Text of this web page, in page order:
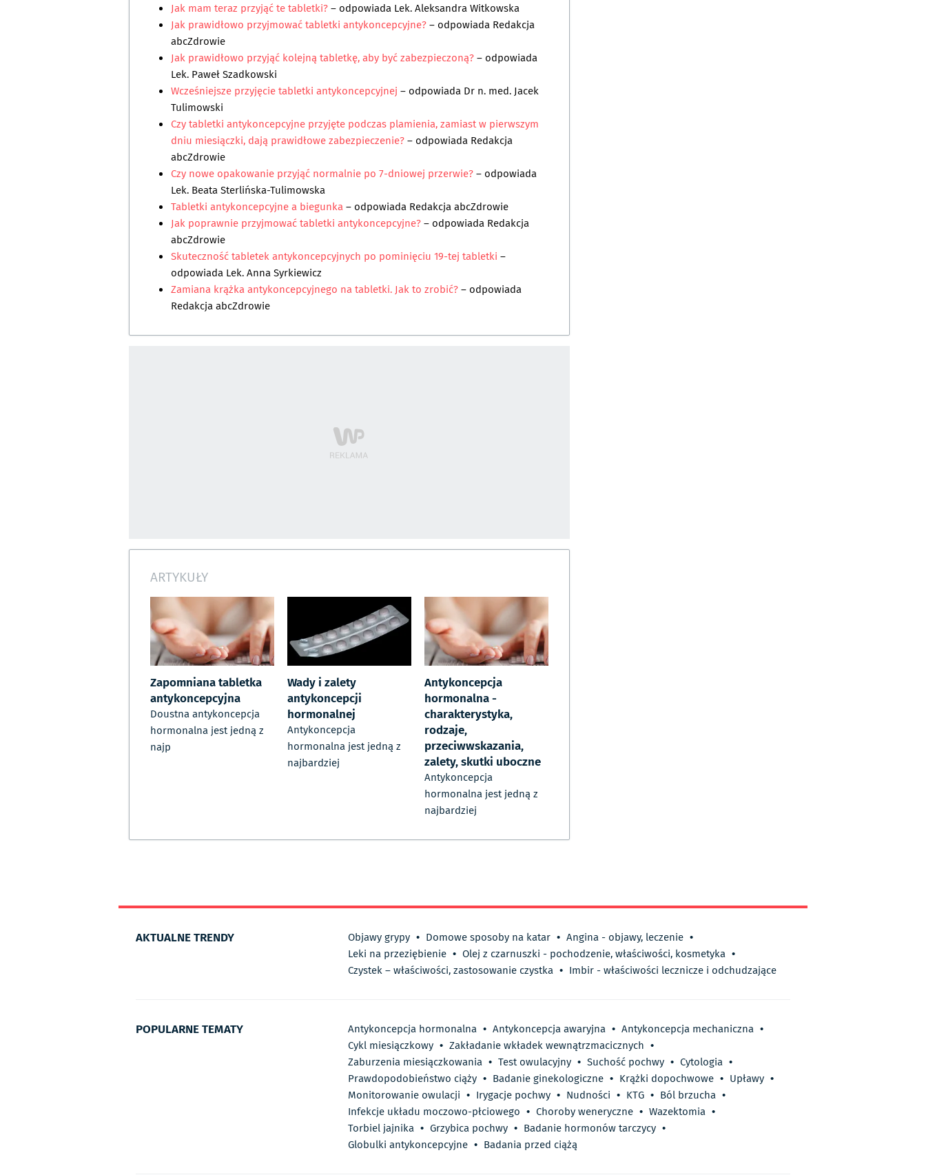
Jak mam teraz przyjąć te tabletki?– odpowiada Lek. Aleksandra Witkowska
Jak prawidłowo przyjmować tabletki antykoncepcyjne?– odpowiada Redakcja
abcZdrowie
Jak prawidłowo przyjąć kolejną tabletkę, aby być zabezpieczoną?– odpowiada
Lek. Paweł Szadkowski
Wcześniejsze przyjęcie tabletki antykoncepcyjnej – odpowiada Dr n. med. Jacek
Tulimowski
Czy tabletki antykoncepcyjne przyjęte podczas plamienia, zamiast w pierwszym
dniu miesiączki, dają prawidłowe zabezpieczenie?– odpowiada Redakcja
abcZdrowie
Czy nowe opakowanie przyjąć normalnie po 7-dniowej przerwie?– odpowiada
Lek. Beata Sterlińska-Tulimowska
Tabletki antykoncepcyjne a biegunka– odpowiada Redakcja abcZdrowie
Jak poprawnie przyjmować tabletki antykoncepcyjne?– odpowiada Redakcja
abcZdrowie
Skuteczność tabletek antykoncepcyjnych po pominięciu 19-tej tabletki –
odpowiada Lek. Anna Syrkiewicz
Zamiana krążka antykoncepcyjnego na tabletki. Jak to zrobić?– odpowiada
Redakcja abcZdrowie
ARTYKUŁY
Zapomniana tabletka
antykoncepcyjna
Doustna antykoncepcja
hormonalna jest jedną z
najp
Wady i zalety
antykoncepcji
hormonalnej
Antykoncepcja
hormonalna jest jedną z
najbardziej
Antykoncepcja
hormonalna -
charakterystyka,
rodzaje,
przeciwwskazania,
zalety, skutki uboczne
Antykoncepcja
hormonalna jest jedną z
najbardziej
AKTUALNE TRENDY Objawy grypy • Domowe sposoby na katar • Angina - objawy, leczenie •
Leki na przeziębienie • Olej z czarnuszki - pochodzenie, właściwości, kosmetyka •
Czystek – właściwości, zastosowanie czystka • Imbir - właściwości lecznicze i odchudzające
POPULARNE TEMATY Antykoncepcja hormonalna • Antykoncepcja awaryjna • Antykoncepcja mechaniczna •
Cykl miesiączkowy • Zakładanie wkładek wewnątrzmacicznych •
Zaburzenia miesiączkowania • Test owulacyjny • Suchość pochwy • Cytologia •
Prawdopodobieństwo ciąży • Badanie ginekologiczne • Krążki dopochwowe • Upławy •
Monitorowanie owulacji • Irygacje pochwy • Nudności • KTG • Ból brzucha •
Infekcje układu moczowo-płciowego • Choroby weneryczne • Wazektomia •
Torbiel jajnika • Grzybica pochwy • Badanie hormonów tarczycy •
Globulki antykoncepcyjne • Badania przed ciążą